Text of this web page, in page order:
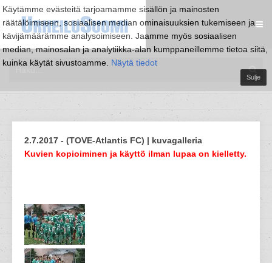
Käytämme evästeitä tarjoamamme sisällön ja mainosten
räätälöimiseen, sosiaalisen median ominaisuuksien tukemiseen ja
kävijämäärämme analysoimiseen. Jaamme myös sosiaalisen
median, mainosalan ja analytiikka-alan kumppaneillemme tietoa siitä,
kuinka käytät sivustoamme. Näytä tiedot
Sulje
2.7.2017 - (TOVE-Atlantis FC) | kuvagalleria
Kuvien kopioiminen ja käyttö ilman lupaa on kielletty.